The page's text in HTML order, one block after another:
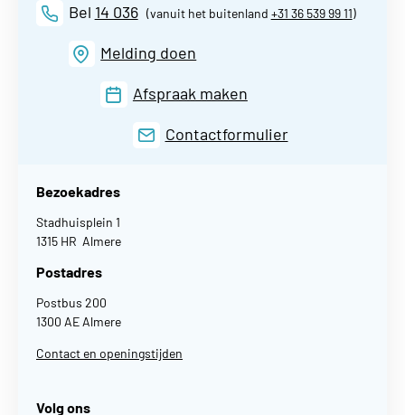
Bel 14 036(vanuit het buitenland +31 36 539 99 11)
Melding doen
Afspraak maken
Contactformulier
Bezoekadres
Stadhuisplein 1
1315 HR Almere
Postadres
Postbus 200
1300 AE Almere
Contact en openingstijden
Volg ons